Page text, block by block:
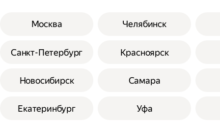
Москва
Санкт-Петербург
Новосибирск
Екатеринбург
Челябинск
Красноярск
Самара
Уфа